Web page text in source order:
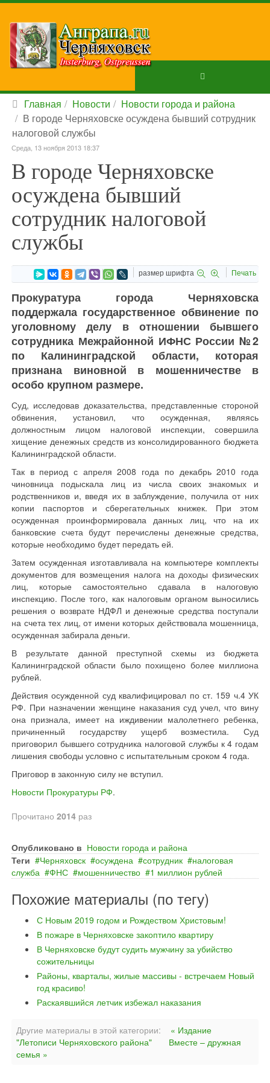
Главная Новости
Новости города и района
В городе Черняховске осуждена бывший сотрудник
налоговой службы
Среда, 13 ноября 2013 18:37
В городе Черняховске
осуждена бывший
сотрудник налоговой
службы
размер шрифта Печать
Прокуратура города Черняховска
поддержала государственное обвинение по
уголовному делу в отношении бывшего
сотрудника Межрайонной ИФНС России №2
по Калининградской области, которая
признана виновной в мошенничестве в
особо крупном размере.
Суд, исследовав доказательства, представленные стороной
обвинения, установил, что осужденная, являясь
должностным лицом налоговой инспекции, совершила
хищение денежных средств из консолидированного бюджета
Калининградской области.
Так в период с апреля 2008 года по декабрь 2010 года
чиновница подыскала лиц из числа своих знакомых и
родственников и, введя их в заблуждение, получила от них
копии паспортов и сберегательных книжек. При этом
осужденная проинформировала данных лиц, что на их
банковские счета будут перечислены денежные средства,
которые необходимо будет передать ей.
Затем осужденная изготавливала на компьютере комплекты
документов для возмещения налога на доходы физических
лиц, которые самостоятельно сдавала в налоговую
инспекцию. После того, как налоговым органом выносились
решения о возврате НДФЛ и денежные средства поступали
на счета тех лиц, от имени которых действовала мошенница,
осужденная забирала деньги.
В результате данной преступной схемы из бюджета
Калининградской области было похищено более миллиона
рублей.
Действия осужденной суд квалифицировал по ст. 159 ч.4 УК
РФ. При назначении женщине наказания суд учел, что вину
она признала, имеет на иждивении малолетнего ребенка,
причиненный государству ущерб возместила. Суд
приговорил бывшего сотрудника налоговой службы к 4 годам
лишения свободы условно с испытательным сроком 4 года.
Приговор в законную силу не вступил.
Новости Прокуратуры РФ.
Прочитано 2014 раз
Опубликовано в Новости города и района
Теги
Черняховск осуждена сотрудник
налоговая
служба
ФНС мошенничество 1 миллион рублей
Похожие материалы (по тегу)
С Новым 2019 годом и Рождеством Христовым!
В пожаре в Черняховске закоптило квартиру
В Черняховске будут судить мужчину за убийство
сожительницы
Районы, кварталы, жилые массивы - встречаем Новый
год красиво!
Раскаявшийся летчик избежал наказания
Другие материалы в этой категории:
« Издание
"Летописи Черняховского района"
Вместе – дружная
семья »